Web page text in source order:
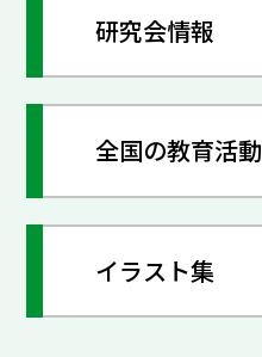
研究会情報
全国の教育活動
イラスト集